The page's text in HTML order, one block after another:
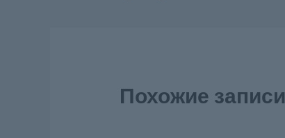
Похожие записи